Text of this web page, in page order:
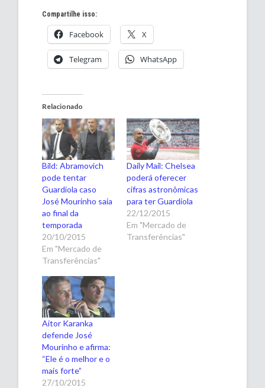
Compartilhe isso:
Facebook X
Telegram WhatsApp
Relacionado
Bild: Abramovich
pode tentar
Guardiola caso
José Mourinho saia
ao final da
temporada
20/10/2015
Em "Mercado de
Transferências"
Daily Mail: Chelsea
poderá oferecer
cifras astronômicas
para ter Guardiola
22/12/2015
Em "Mercado de
Transferências"
Aitor Karanka
defende José
Mourinho e afirma:
“Ele é o melhor e o
mais forte”
27/10/2015